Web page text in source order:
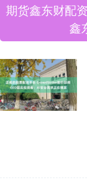
期货鑫东财配
鑫